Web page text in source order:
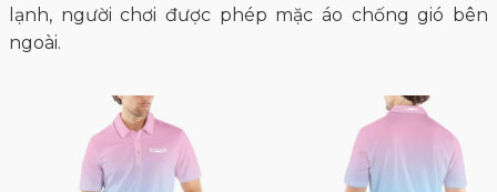
lạnh, người chơi được phép mặc áo chống gió bên
ngoài.